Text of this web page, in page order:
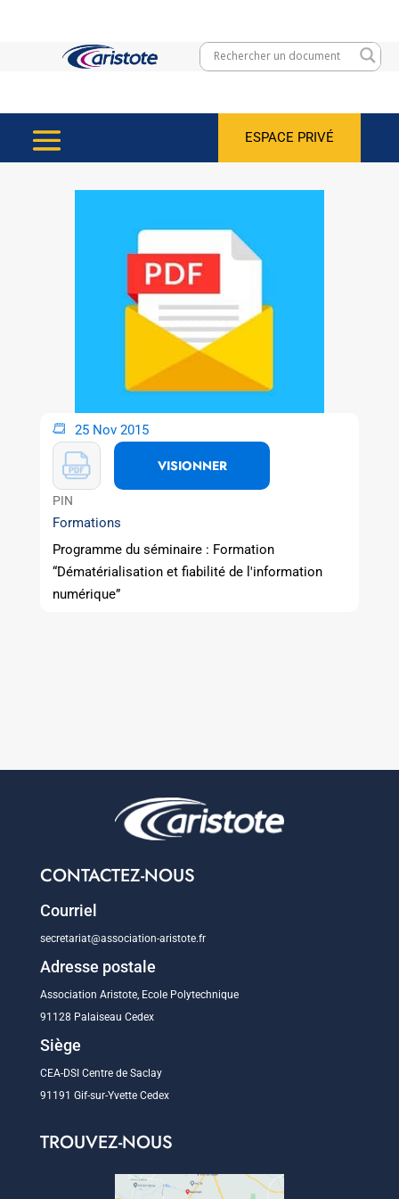
ESPACE PRIVÉ
25 Nov 2015
VISIONNER
PIN
Formations
Programme du séminaire : Formation
“Dématérialisation et fiabilité de l'information
numérique”
CONTACTEZ-NOUS
Courriel
secretariat@association-aristote.fr
Adresse postale
Association Aristote, Ecole Polytechnique
91128 Palaiseau Cedex
Siège
CEA-DSI Centre de Saclay
91191 Gif-sur-Yvette Cedex
TROUVEZ-NOUS